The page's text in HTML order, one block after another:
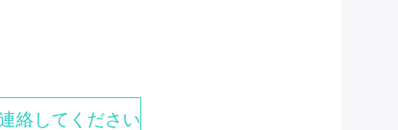
絡してください